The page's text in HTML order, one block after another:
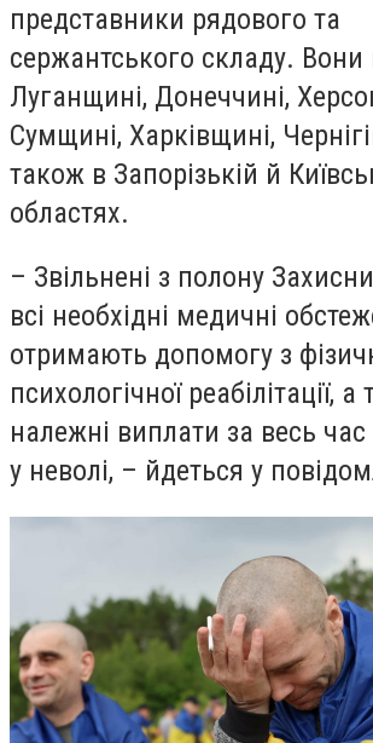
представники рядового та
сержантського складу. Вони
Луганщині, Донеччині,
Сумщині, Харківщині,
також в Запорізькій й
областях.
– Звільнені з полону
всі необхідні медичні
отримають допомогу з
психологічної реабілітації, а
належні виплати за весь
у неволі, – йдеться у